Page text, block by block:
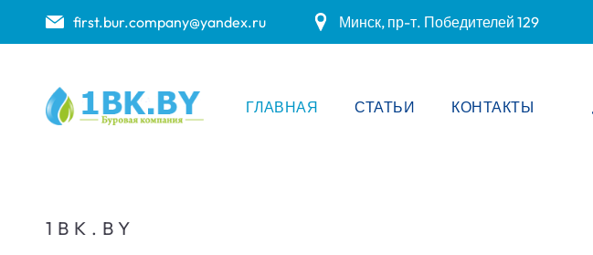
first.bur.company@yandex.ru Минск, пр-т. Победителей 129
ГЛАВНАЯ СТАТЬИ КОНТАКТЫ
1BK.BY